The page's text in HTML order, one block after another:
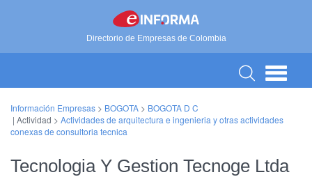
Directorio de Empresas de Colombia
Información Empresas > BOGOTA > BOGOTA D C
| Actividad > Actividades de arquitectura e ingenieria y otras actividades
conexas de consultoria tecnica
Tecnologia Y Gestion Tecnoge Ltda